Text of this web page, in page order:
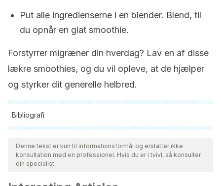
Put alle ingredienserne i en blender. Blend, til
du opnår en glat smoothie.
Forstyrrer migræner din hverdag? Lav en af disse
lækre smoothies, og du vil opleve, at de hjælper
og styrker dit generelle helbred.
Bibliografi
Alle citerede kilder blev grundigt gennemgået af vores team
for at sikre deres kvalitet, pålidelighed, aktualitet og validitet.
Bibliografien i denne artikel blev betragtet som pålidelig og af
Denne tekst er kun til informationsformål og erstatter ikke
konsultation med en professionel. Hvis du er i tvivl, så konsulter
din specialist.